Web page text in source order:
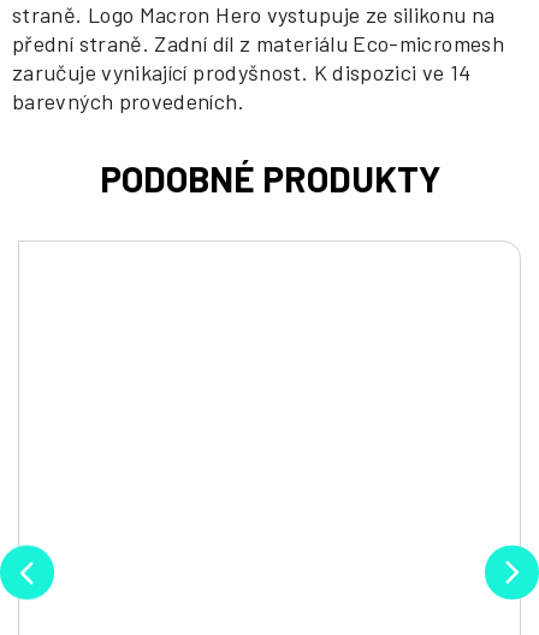
straně. Logo Macron Hero vystupuje ze silikonu na
přední straně. Zadní díl z materiálu Eco-micromesh
zaručuje vynikající prodyšnost. K dispozici ve 14
barevných provedeních.